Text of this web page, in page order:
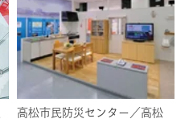
高松市民防災センター／高松